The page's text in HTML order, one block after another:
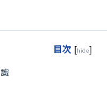
目次 [hide]